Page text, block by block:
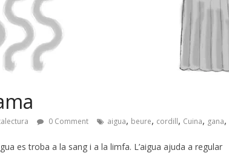
0 Comment aigua, beure, cordill, Cuina, gana,
es troba a la sang i a la limfa. L’aigua ajuda a regular